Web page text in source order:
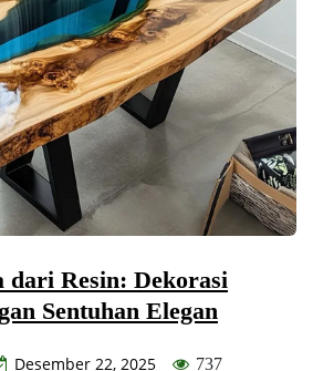
dari Resin: Dekorasi
Sentuhan Elegan
Desember 22, 2025 737